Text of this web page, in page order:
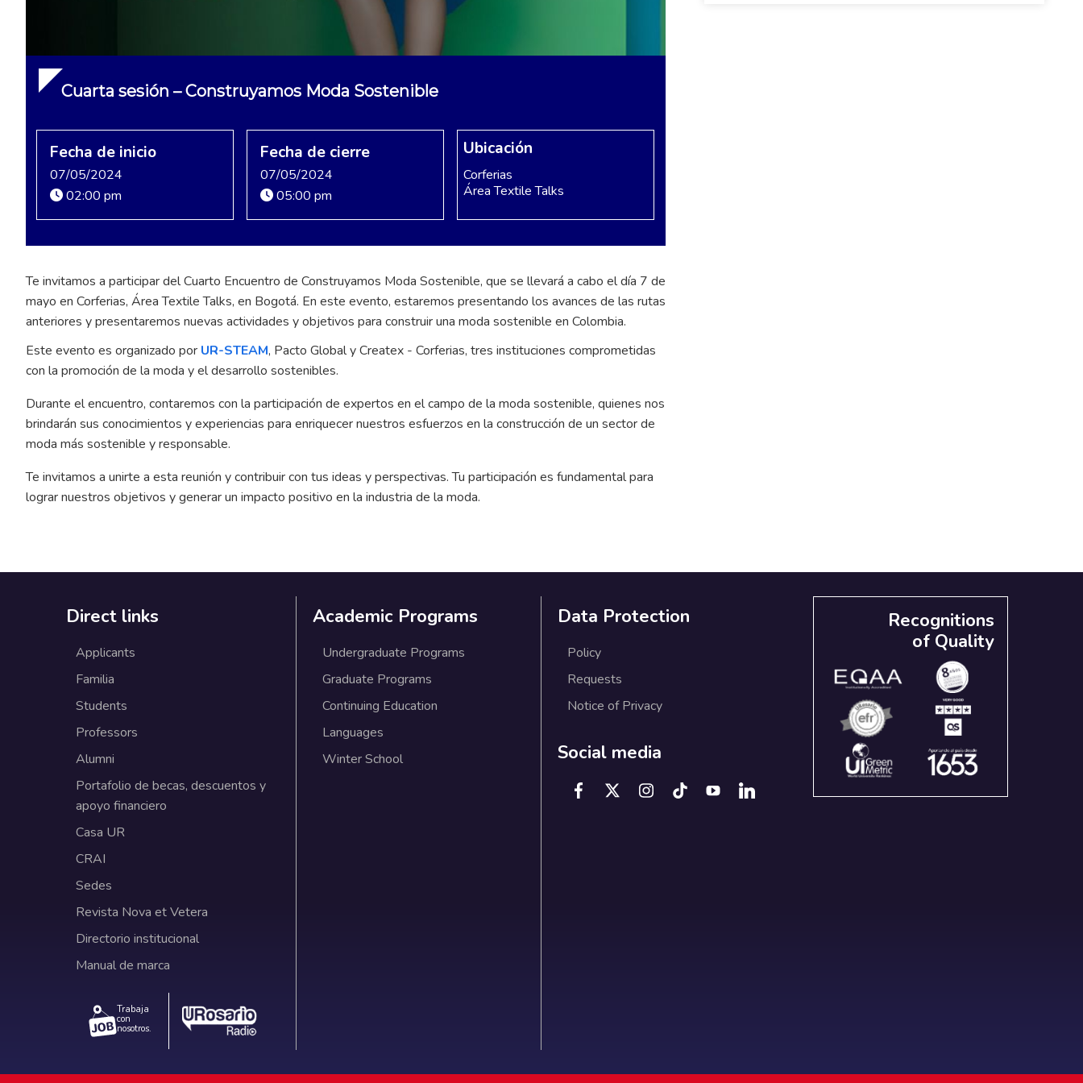
Cuarta sesión – Construyamos Moda Sostenible
Fecha de inicio
07/05/2024
02:00 pm
Fecha de cierre
07/05/2024
05:00 pm
Ubicación
Corferias
Área Textile Talks
Te invitamos a participar del Cuarto Encuentro de Construyamos Moda Sostenible, que se llevará a cabo el día 7 de
mayo en Corferias, Área Textile Talks, en Bogotá. En este evento, estaremos presentando los avances de las rutas
anteriores y presentaremos nuevas actividades y objetivos para construir una moda sostenible en Colombia.
Este evento es organizado por UR-STEAM, Pacto Global y Createx - Corferias, tres instituciones comprometidas
con la promoción de la moda y el desarrollo sostenibles.
Durante el encuentro, contaremos con la participación de expertos en el campo de la moda sostenible, quienes nos
brindarán sus conocimientos y experiencias para enriquecer nuestros esfuerzos en la construcción de un sector de
moda más sostenible y responsable.
Te invitamos a unirte a esta reunión y contribuir con tus ideas y perspectivas. Tu participación es fundamental para
lograr nuestros objetivos y generar un impacto positivo en la industria de la moda.
Direct links
Applicants
Familia
Students
Professors
Alumni
Portafolio de becas, descuentos y
apoyo financiero
Casa UR
CRAI
Sedes
Revista Nova et Vetera
Directorio institucional
Manual de marca
Trabaja
con
nosotros.
Academic Programs
Undergraduate Programs
Graduate Programs
Continuing Education
Languages
Winter School
Data Protection
Policy
Requests
Notice of Privacy
Social media
Recognitions
of Quality